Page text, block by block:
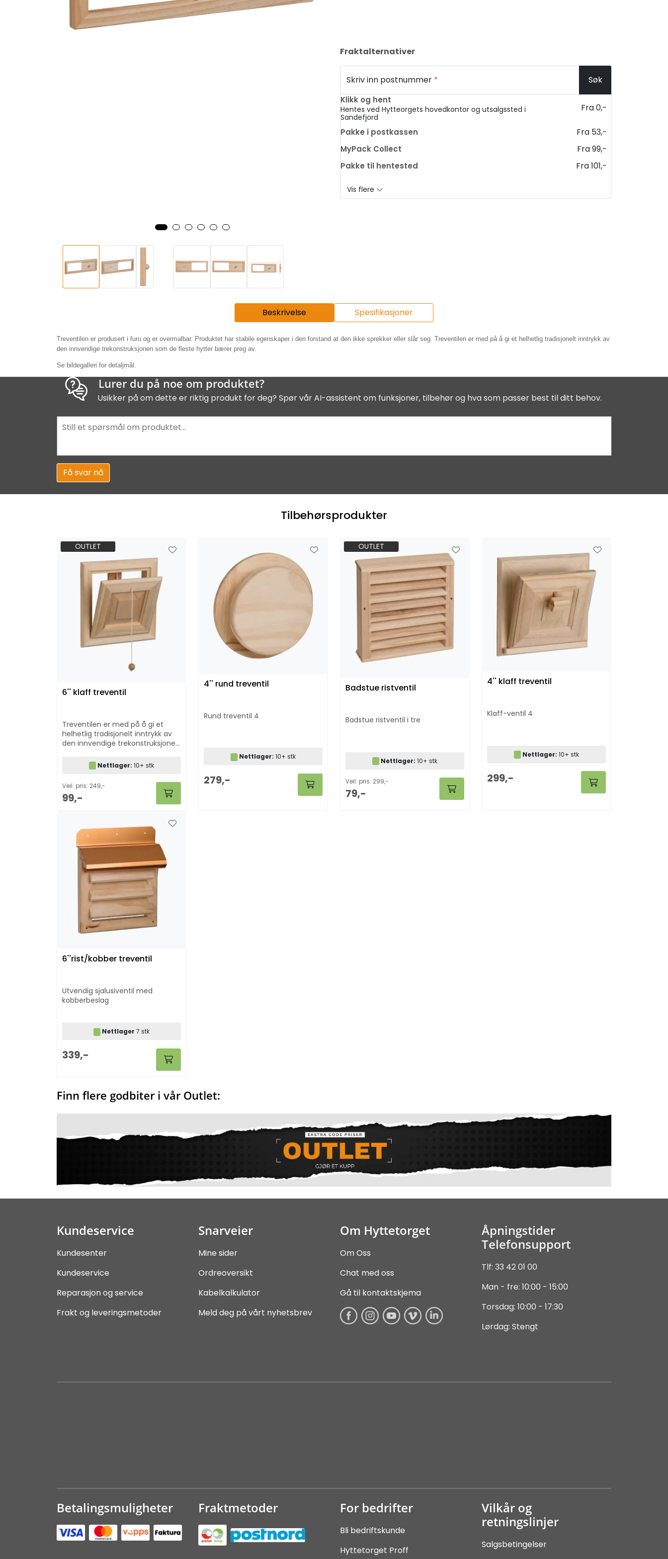
Fraktalternativer
Skriv inn postnummer * Søk
Klikk og hent
Hentes ved Hytteorgets hovedkontor og utsalgssted i
Sandefjord
Fra 0,-
Pakke i postkassen Fra 53,-
MyPack Collect Fra 99,-
Pakke til hentested Fra 101,-
Vis flere
Beskrivelse Spesifikasjoner
Treventilen er produsert i furu og er overmalbar. Produktet har stabile egenskaper i den forstand at den ikke sprekker eller slår seg. Treventilen er med på å gi et helhetlig tradisjonelt inntrykk av
den innvendige trekonstruksjonen som de fleste hytter bærer preg av.
Se bildegalleri for detaljmål.
Lurer du på noe om produktet?
Usikker på om dette er riktig produkt for deg? Spør vår AI-assistent om funksjoner, tilbehør og hva som passer best til ditt behov.
Få svar nå
Tilbehørsprodukter
OUTLET
6'' klaff treventil
Treventilen er med på å gi et
helhetlig tradisjonelt inntrykk av
den innvendige trekonstruksjonen
Nettlager: 10+ stk
Veil. pris: 249,-
99,-
4'' rund treventil
Rund treventil 4
Nettlager: 10+ stk
279,-
OUTLET
Badstue ristventil
Badstue ristventil i tre
Nettlager: 10+ stk
Veil. pris: 299,-
79,-
4'' klaff treventil
Klaff-ventil 4
Nettlager: 10+ stk
299,-
6''rist/kobber treventil
Utvendig sjalusiventil med
kobberbeslag
Nettlager 7 stk
339,-
Finn flere godbiter i vår Outlet:
Kundeservice
Kundesenter
Kundeservice
Reparasjon og service
Frakt og leveringsmetoder
For bedrifter
Bli bedriftskunde
Hyttetorget Proff
Snarveier
Mine sider
Ordreoversikt
Kabelkalkulator
Meld deg på vårt nyhetsbrev
Om Hyttetorget
Om Oss
Chat med oss
Gå til kontaktskjema
Betalingsmuligheter
Åpningstider
Telefonsupport
Tlf: 33 42 01 00
Man - fre: 10:00 - 15:00
Torsdag: 10:00 - 17:30
Lørdag: Stengt
Fraktmetoder
Vilkår og
retningslinjer
Salgsbetingelser